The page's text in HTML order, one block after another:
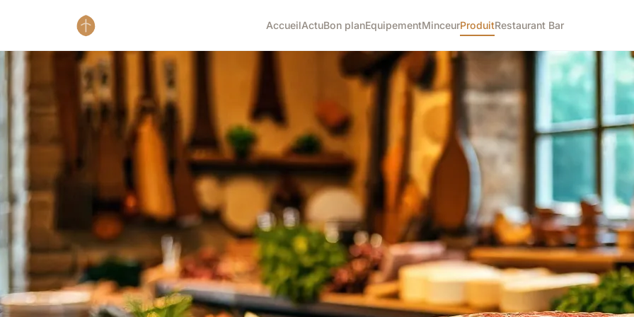
AccueilActuBon planEquipementMinceurProduitRestaurant Bar